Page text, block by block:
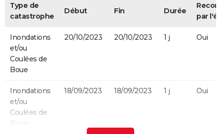
Type de
catastrophe
Début Fin Durée
par
Inondations
et/ou
Coulées de
Boue
20/10/2023 20/10/2023 1 j Oui
Inondations
et/ou
Coulées de
Boue
18/09/2023 18/09/2023 1 j Oui